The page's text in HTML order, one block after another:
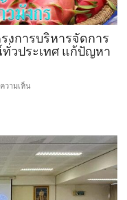
888”
ยึด
ทรัพย์
กว่า
งการบริหารจัดการ
วประเทศ แก้ปัญหา
วามเห็น
เลย
Off
โครงการ